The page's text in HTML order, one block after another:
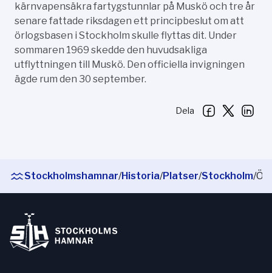
kärnvapensäkra fartygstunnlar på Muskö och tre år
senare fattade riksdagen ett principbeslut om att
örlogsbasen i Stockholm skulle flyttas dit. Under
sommaren 1969 skedde den huvudsakliga
utflyttningen till Muskö. Den officiella invigningen
ägde rum den 30 september.
Dela
Stockholmshamnar/Historia/Platser/Stockholm/